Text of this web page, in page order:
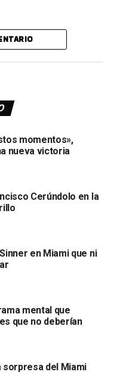
momentos»,
nueva victoria
Cerúndolo en la
en Miami que ni
mental que
que no deberían
sorpresa del Miami